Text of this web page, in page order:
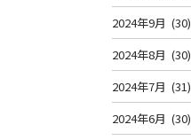
2024年9月 (30)
2024年8月 (30)
2024年7月 (31)
2024年6月 (30)